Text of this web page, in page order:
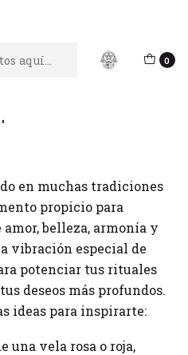
0
velas para los días Viernes
en muchas tradiciones
propicio para
belleza, armonía y
vibración especial de
potenciar tus rituales
deseos más profundos.
ideas para inspirarte:
una vela rosa o roja,